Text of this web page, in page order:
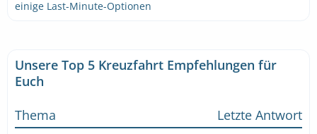
einige Last-Minute-Optionen
Unsere Top 5 Kreuzfahrt Empfehlungen für
Euch
Thema
Letzte Antwort